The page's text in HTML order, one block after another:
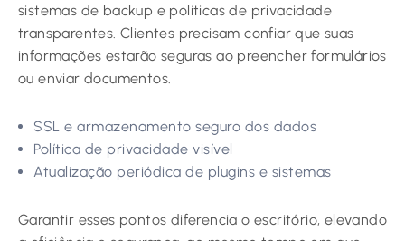
sistemas de backup e políticas de privacidade
transparentes. Clientes precisam confiar que suas
informações estarão seguras ao preencher formulários
ou enviar documentos.
SSL e armazenamento seguro dos dados
Política de privacidade visível
Atualização periódica de plugins e sistemas
Garantir esses pontos diferencia o escritório, elevando